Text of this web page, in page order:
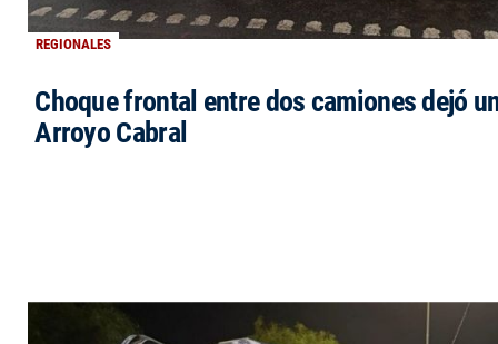
REGIONALES
Choque frontal entre dos camiones dejó
Arroyo Cabral